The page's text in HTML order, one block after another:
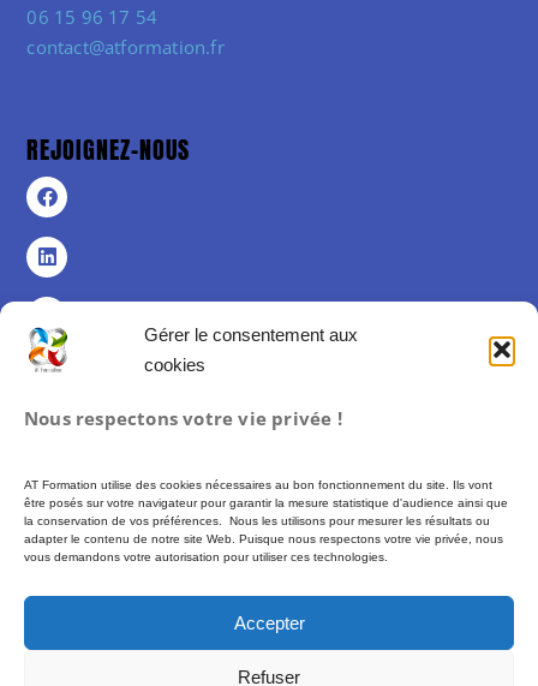
Gérer le consentement aux
cookies
Nous respectons votre vie privée !
AT Formation utilise des cookies nécessaires au bon fonctionnement du site. Ils vont
être posés sur votre navigateur pour garantir la mesure statistique d'audience ainsi que
la conservation de vos préférences. Nous les utilisons pour mesurer les résultats ou
adapter le contenu de notre site Web. Puisque nous respectons votre vie privée, nous
vous demandons votre autorisation pour utiliser ces technologies.
Accepter
Refuser
06 15 96 17 54
contact@atformation.fr
REJOIGNEZ-NOUS
Politique de cookies (UE)
Conditions Générales de Vente
possible via des fonds publics (CPF, France Travail…) soumis à conditions
d’éligibilité. –Plus d’informations :moncompteformation.gouv.fr